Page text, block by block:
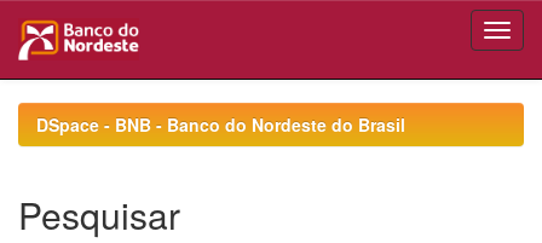
navigationDSpace - BNB - Banco do Nordeste do Brasil
Pesquisar